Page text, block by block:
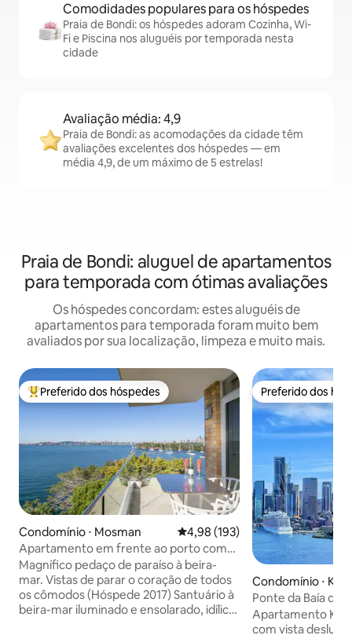
Comodidades populares para os hóspedes
Praia de Bondi: os hóspedes adoram Cozinha, Wi-
Fi e Piscina nos aluguéis por temporada nesta
cidade
Avaliação média: 4,9
Praia de Bondi: as acomodações da cidade têm
avaliações excelentes dos hóspedes — em
média 4,9, de um máximo de 5 estrelas!
Praia de Bondi: aluguel de apartamentos
para temporada com ótimas avaliações
Os hóspedes concordam: estes aluguéis de
apartamentos para temporada foram muito bem
avaliados por sua localização, limpeza e muito mais.
Entre os melhores preferidos dos hóspedes
Preferido dos hóspedes
Condomínio ⋅ Mosman 4,98 de uma avaliação média de
4,98 (193)
Apartamento em frente ao porto com
vistas panorâmicas fabulosas
Magnífico pedaço de paraíso à beira-
mar. Vistas de parar o coração de todos
os cômodos (Hóspede 2017) Santuário à
beira-mar iluminado e ensolarado, idílico
Preferido dos
Preferido dos
Condomínio ⋅
Ponte da Baía de
Ópera｜1 Vaga
Apartamento
com vista